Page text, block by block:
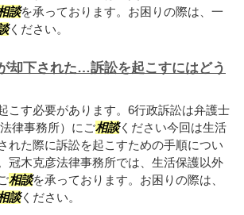
談を承っております。お困りの際は、一
ください。
却下された…訴訟を起こすにはどう
こす必要があります。6行政訴訟は弁護士
律事務所）にご相談ください今回は生活
れた際に訴訟を起こすための手順につい
冠木克彦法律事務所では、生活保護以外
相談を承っております。お困りの際は、
談ください。